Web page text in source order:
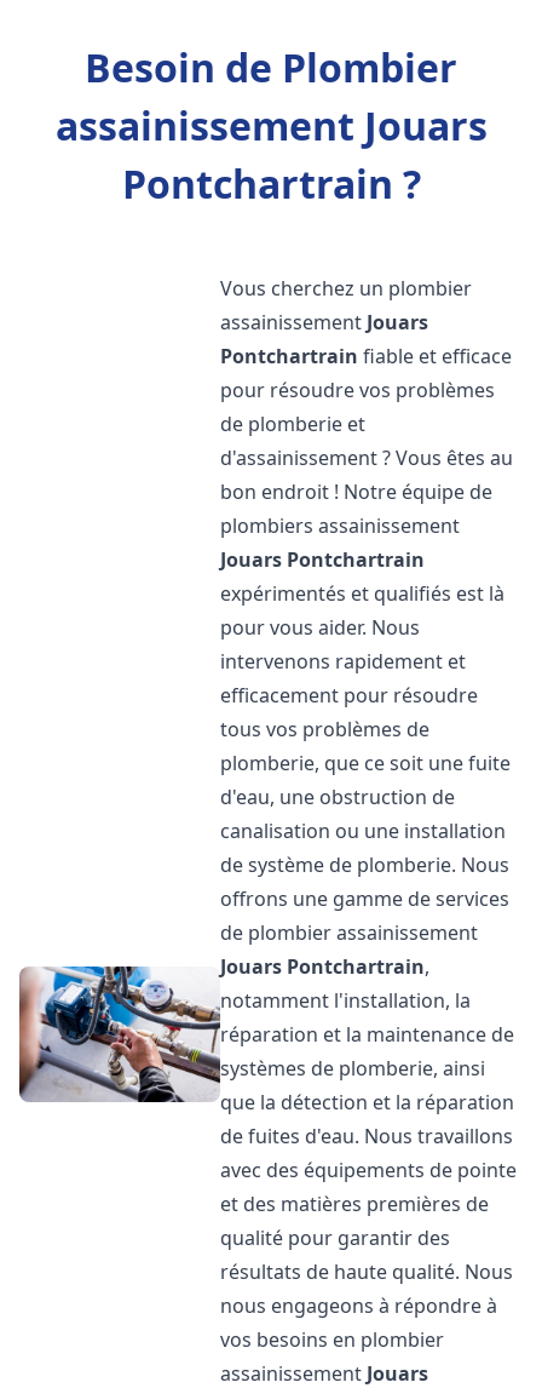
Besoin de Plombier
assainissement Jouars
Pontchartrain ?
Vous cherchez un plombier
assainissement Jouars
Pontchartrain fiable et efficace
pour résoudre vos problèmes
de plomberie et
d'assainissement ? Vous êtes au
bon endroit ! Notre équipe de
plombiers assainissement
Jouars Pontchartrain
expérimentés et qualifiés est là
pour vous aider. Nous
intervenons rapidement et
efficacement pour résoudre
tous vos problèmes de
plomberie, que ce soit une fuite
d'eau, une obstruction de
canalisation ou une installation
de système de plomberie. Nous
offrons une gamme de services
de plombier assainissement
Jouars Pontchartrain,
notamment l'installation, la
réparation et la maintenance de
systèmes de plomberie, ainsi
que la détection et la réparation
de fuites d'eau. Nous travaillons
avec des équipements de pointe
et des matières premières de
qualité pour garantir des
résultats de haute qualité. Nous
nous engageons à répondre à
vos besoins en plombier
assainissement Jouars